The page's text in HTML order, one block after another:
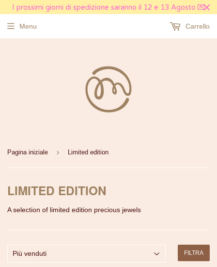
I prossimi giorni di spedizione saranno il 12 e 13 Agosto 💌
Menu Carrello
Pagina iniziale › Limited edition
LIMITED EDITION
A selection of limited edition precious jewels
FILTRA